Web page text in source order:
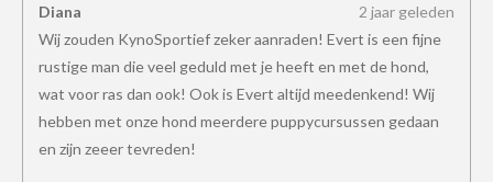
Diana
2 jaar geleden
Wij zouden KynoSportief zeker aanraden! Evert is een fijne
rustige man die veel geduld met je heeft en met de hond,
wat voor ras dan ook! Ook is Evert altijd meedenkend! Wij
hebben met onze hond meerdere puppycursussen gedaan
en zijn zeeer tevreden!